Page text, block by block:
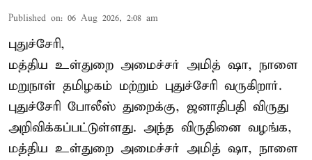
Published on: 06 Aug 2026, 2:08 am
புதுச்சேரி,
மத்திய உள்துறை அமைச்சர் அமித் ஷா, நாளை
மறுநாள் தமிழகம் மற்றும் புதுச்சேரி வருகிறார்.
புதுச்சேரி போலீஸ் துறைக்கு, ஜனாதிபதி விருது
அறிவிக்கப்பட்டுள்ளது. அந்த விருதினை வழங்க,
மத்திய உள்துறை அமைச்சர் அமித் ஷா, நாளை